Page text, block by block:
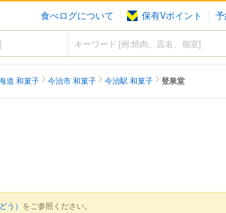
食べログについて 保有Vポイント
道 和菓子 今治市 和菓子 今治駅 和菓子 登泉堂
う） をご参照ください。